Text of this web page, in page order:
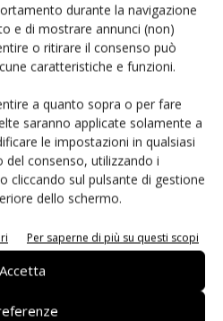
durante la navigazione
e di mostrare annunci (non)
o ritirare il consenso può
caratteristiche e funzioni.
a quanto sopra o per fare
saranno applicate solamente a
le impostazioni in qualsiasi
consenso, utilizzando i
cliccando sul pulsante di gestione
dello schermo.
Per saperne di più su questi scopi
Accetta
quello che serve per la raccolta